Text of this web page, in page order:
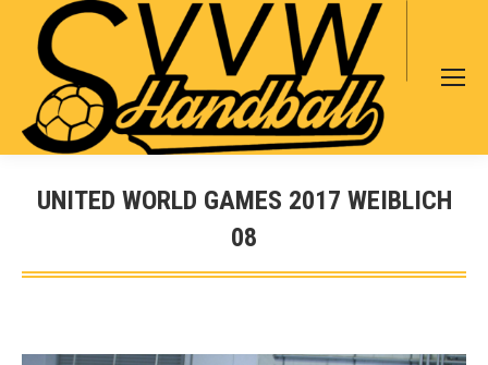
Search:
UNITED WORLD GAMES 2017 WEIBLICH
08
Sie befinden sich hier: